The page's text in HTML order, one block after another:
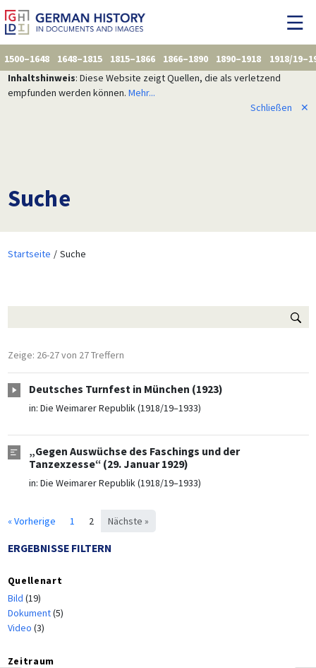
1500–1648 1648–1815 1815–1866 1866–1890 1890–1918
1918/
Inhaltshinweis: Diese Website zeigt Quellen, die als verletzend
empfunden werden können. Mehr...
Schließen
✕
Suche
Startseite Suche
Zeige: 26-27 von 27 Treffern
Deutsches Turnfest in München (1923)
in: Die Weimarer Republik (1918/19–1933)
„Gegen Auswüchse des Faschings und der
Tanzexzesse“ (29. Januar 1929)
in: Die Weimarer Republik (1918/19–1933)
« Vorherige 1 2 Nächste »
ERGEBNISSE FILTERN
Quellenart
Bild (19)
Dokument(5)
Video (3)
Zeitraum